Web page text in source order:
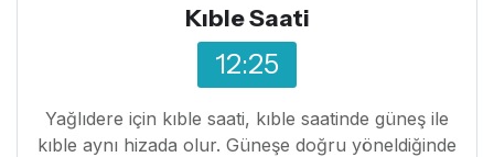
Kıble Saati
12:25
Yağlıdere için kıble saati, kıble saatinde güneş ile
kıble aynı hizada olur. Güneşe doğru yöneldiğinde